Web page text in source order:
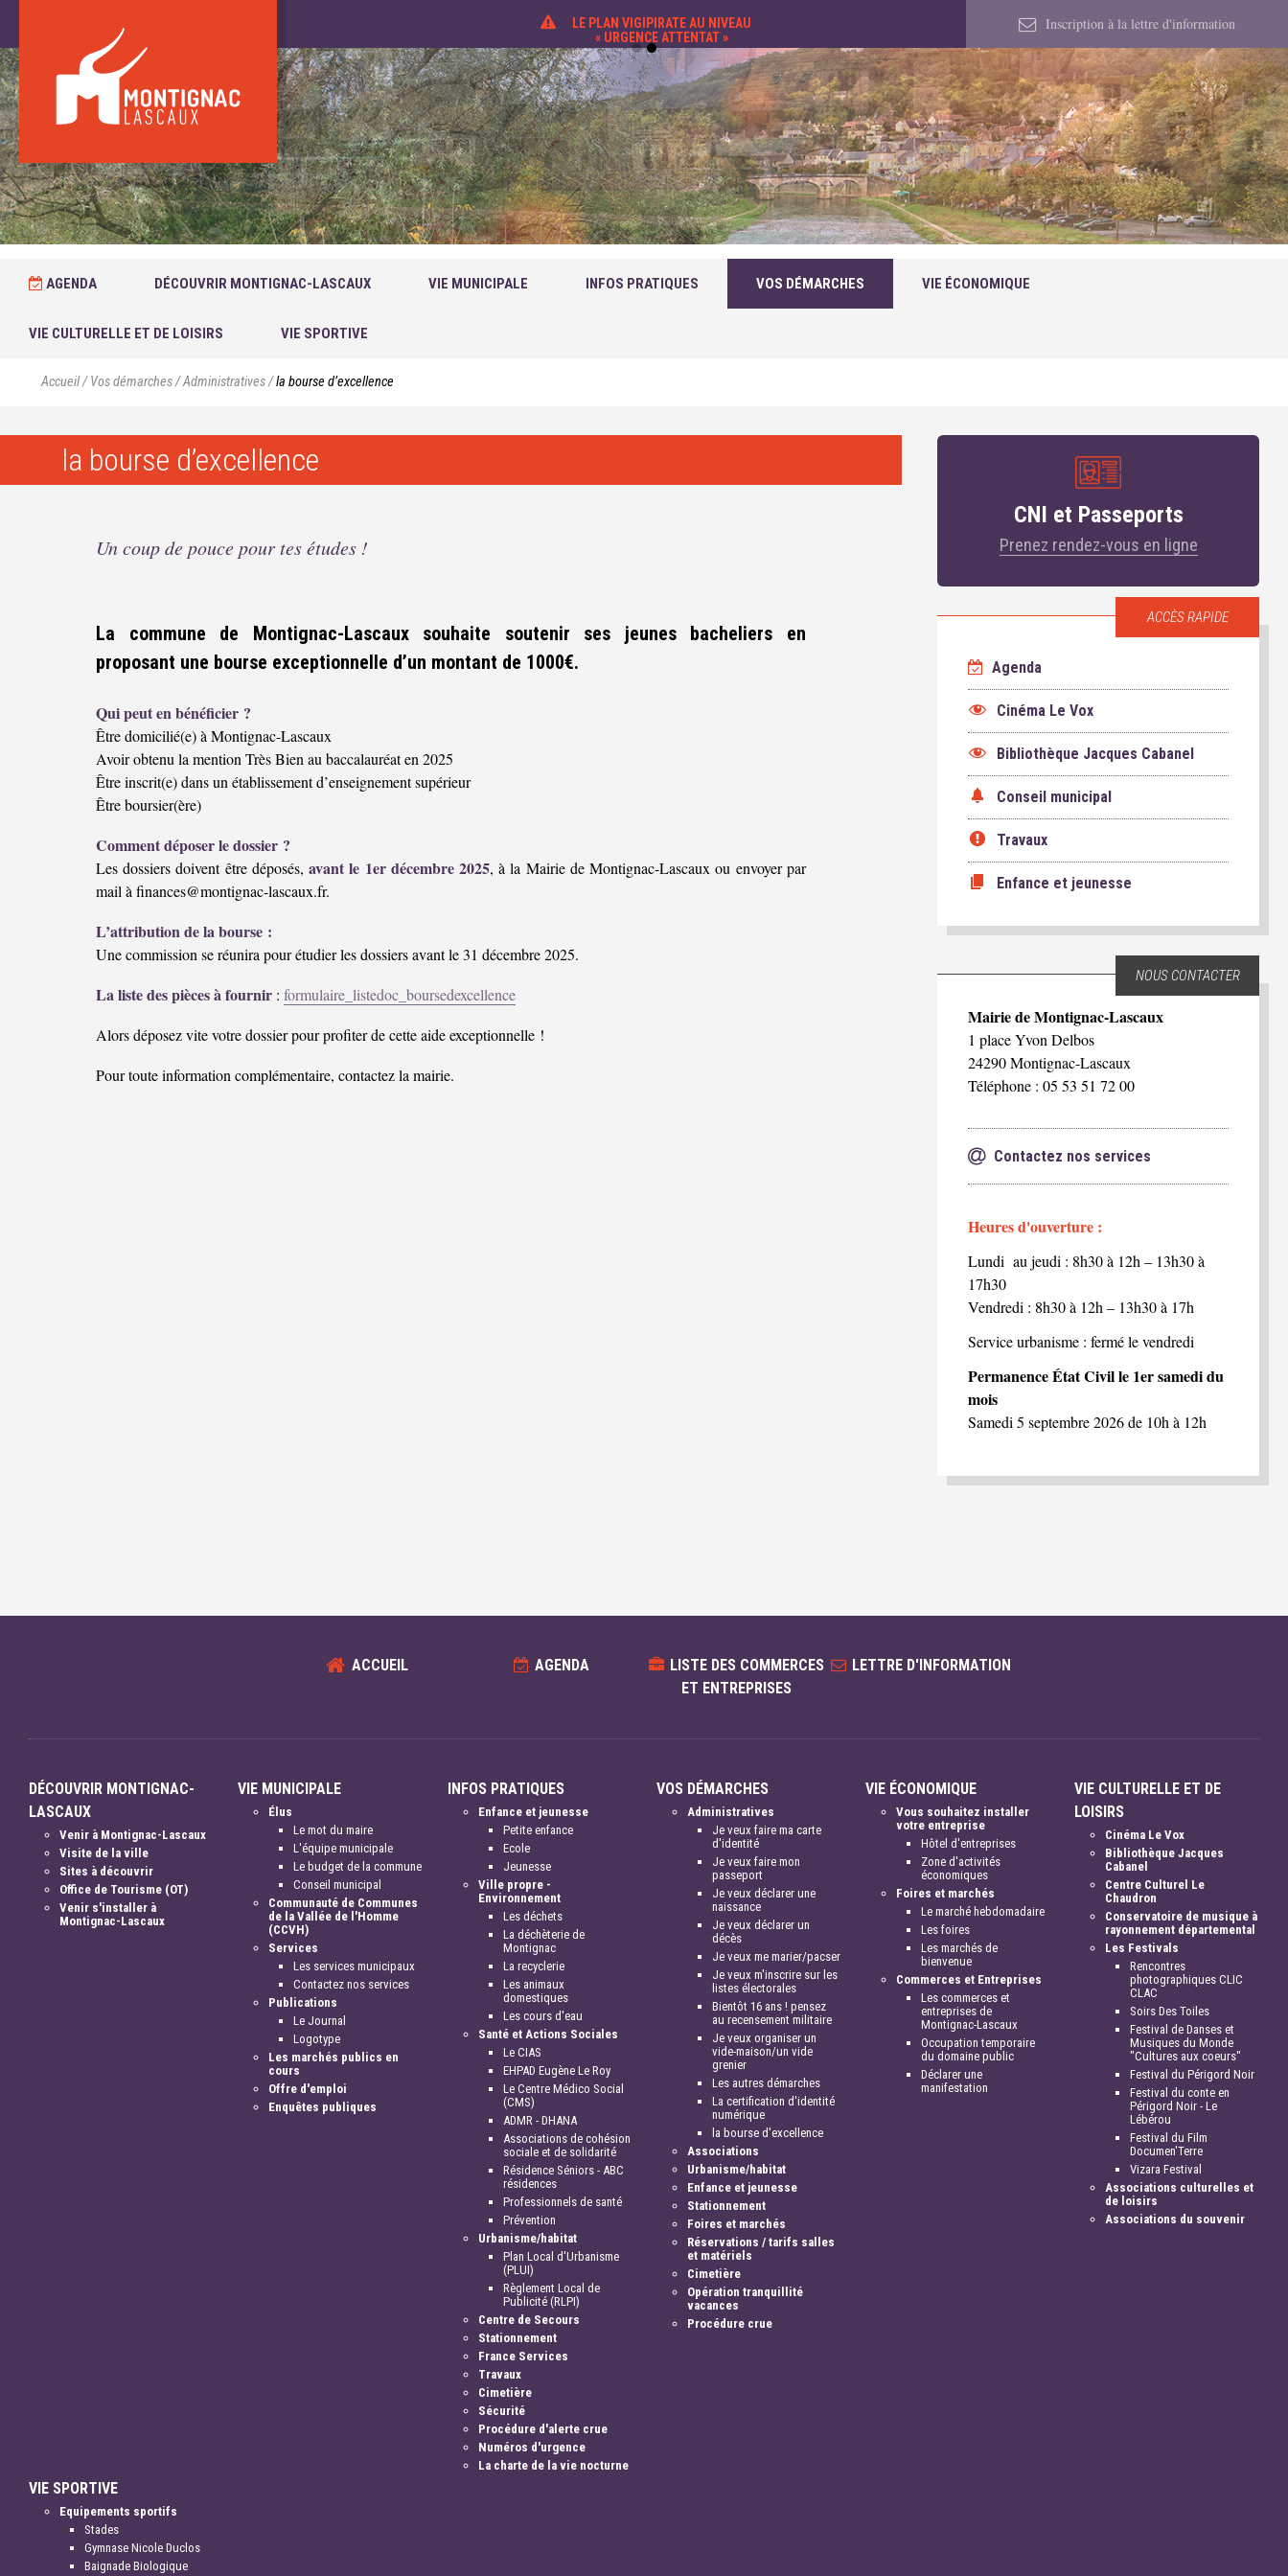
LE PLAN VIGIPIRATE AU NIVEAU
« URGENCE ATTENTAT »
Inscription à la lettre d'information
AGENDA DÉCOUVRIR MONTIGNAC-LASCAUX VIE MUNICIPALE INFOS PRATIQUES VOS DÉMARCHES VIE ÉCONOMIQUE
VIE CULTURELLE ET DE LOISIRS VIE SPORTIVE
Accueil/Vos démarches/Administratives/la bourse d’excellence
la bourse d’excellence
Un coup de pouce pour tes études !
La commune de Montignac-Lascaux souhaite soutenir ses jeunes bacheliers en
proposant une bourse exceptionnelle d’un montant de 1000€.
Qui peut en bénéficier ?
Être domicilié(e) à Montignac-Lascaux
Avoir obtenu la mention Très Bien au baccalauréat en 2025
Être inscrit(e) dans un établissement d’enseignement supérieur
Être boursier(ère)
Comment déposer le dossier ?
Les dossiers doivent être déposés,avant le 1er décembre 2025, à la Mairie de Montignac-Lascaux ou envoyer par
mail à finances@montignac-lascaux.fr.
L’attribution de la bourse :
Une commission se réunira pour étudier les dossiers avant le 31 décembre 2025.
La liste des pièces à fournir : formulaire_listedoc_boursedexcellence
Alors déposez vite votre dossier pour profiter de cette aide exceptionnelle !
Pour toute information complémentaire, contactez la mairie.
CNI et Passeports
Prenez rendez-vous en ligne
ACCÈS RAPIDE
Agenda
Cinéma Le Vox
Bibliothèque Jacques Cabanel
Conseil municipal
Travaux
Enfance et jeunesse
NOUS CONTACTER
Mairie de Montignac-Lascaux
1 place Yvon Delbos
24290 Montignac-Lascaux
Téléphone : 05 53 51 72 00
Contactez nos services
Heures d'ouverture :
Lundi au jeudi : 8h30 à 12h – 13h30 à
17h30
Vendredi : 8h30 à 12h – 13h30 à 17h
Service urbanisme : fermé le vendredi
Permanence État Civil le 1er samedi du
mois
Samedi 5 septembre 2026 de 10h à 12h
ACCUEIL AGENDA
LISTE DES COMMERCES
ET ENTREPRISES
LETTRE D'INFORMATION
DÉCOUVRIR MONTIGNAC-
LASCAUX
Venir à Montignac-Lascaux
Visite de la ville
Sites à découvrir
Office de Tourisme (OT)
Venir s'installer à
Montignac-Lascaux
VIE MUNICIPALE
Élus
Le mot du maire
L'équipe municipale
Le budget de la commune
Conseil municipal
Communauté de Communes
de la Vallée de l'Homme
(CCVH)
Services
Les services municipaux
Contactez nos services
Publications
Le Journal
Logotype
Les marchés publics en
cours
Offre d'emploi
Enquêtes publiques
INFOS PRATIQUES
Enfance et jeunesse
Petite enfance
Ecole
Jeunesse
Ville propre -
Environnement
Les déchets
La déchèterie de
Montignac
La recyclerie
Les animaux
domestiques
Les cours d'eau
Santé et Actions Sociales
Le CIAS
EHPAD Eugène Le Roy
Le Centre Médico Social
(CMS)
ADMR - DHANA
Associations de cohésion
sociale et de solidarité
Résidence Séniors - ABC
résidences
Professionnels de santé
Prévention
Urbanisme/habitat
Plan Local d'Urbanisme
(PLUI)
Règlement Local de
Publicité (RLPI)
Centre de Secours
Stationnement
France Services
Travaux
Cimetière
Sécurité
Procédure d'alerte crue
Numéros d'urgence
La charte de la vie nocturne
VOS DÉMARCHES
Administratives
Je veux faire ma carte
d'identité
Je veux faire mon
passeport
Je veux déclarer une
naissance
Je veux déclarer un
décès
Je veux me marier/pacser
Je veux m'inscrire sur les
listes électorales
Bientôt 16 ans ! pensez
au recensement militaire
Je veux organiser un
vide-maison/un vide
grenier
Les autres démarches
La certification d'identité
numérique
la bourse d'excellence
Associations
Urbanisme/habitat
Enfance et jeunesse
Stationnement
Foires et marchés
Réservations / tarifs salles
et matériels
Cimetière
Opération tranquillité
vacances
Procédure crue
VIE ÉCONOMIQUE
Vous souhaitez installer
votre entreprise
Hôtel d'entreprises
Zone d'activités
économiques
Foires et marchés
Le marché hebdomadaire
Les foires
Les marchés de
bienvenue
Commerces et Entreprises
Les commerces et
entreprises de
Montignac-Lascaux
Occupation temporaire
du domaine public
Déclarer une
manifestation
VIE CULTURELLE ET DE
LOISIRS
Cinéma Le Vox
Bibliothèque Jacques
Cabanel
Centre Culturel Le
Chaudron
Conservatoire de musique à
rayonnement départemental
Les Festivals
Rencontres
photographiques CLIC
CLAC
Soirs Des Toiles
Festival de Danses et
Musiques du Monde
"Cultures aux coeurs"
Festival du Périgord Noir
Festival du conte en
Périgord Noir - Le
Lébérou
Festival du Film
Documen'Terre
Vizara Festival
Associations culturelles et
de loisirs
Associations du souvenir
VIE SPORTIVE
Equipements sportifs
Stades
Gymnase Nicole Duclos
Baignade Biologique